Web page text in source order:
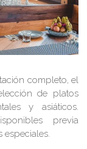
completo, el
de platos
y asiáticos.
previa
especiales.